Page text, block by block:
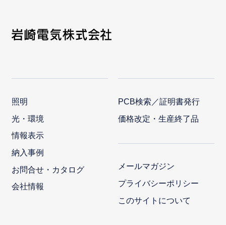
照明
光・環境
情報表示
納入事例
お問合せ・カタログ
会社情報
PCB検索／証明書発行
価格改定・生産終了品
メールマガジン
プライバシーポリシー
このサイトについて